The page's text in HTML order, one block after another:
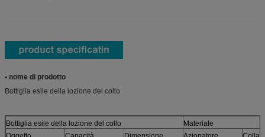
• nome di prodotto
Bottiglia esile della lozione del collo
Bottiglia esile della lozione del collo
Materiale